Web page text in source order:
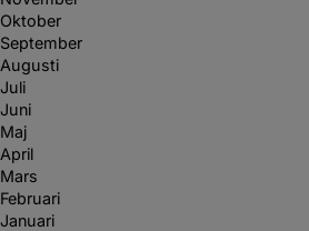
Oktober
September
Augusti
Juli
Juni
Maj
April
Mars
Februari
Januari